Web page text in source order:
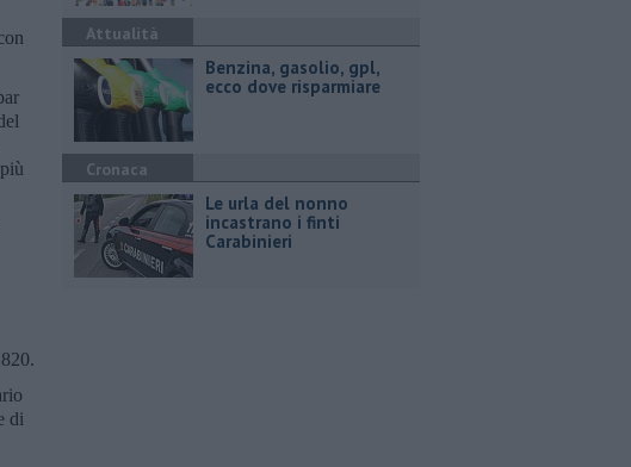
di
Attualità
​Benzina, gasolio, gpl,
ecco dove risparmiare
Cronaca
Le urla del nonno
incastrano i finti
Carabinieri